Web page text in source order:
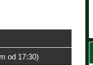
od 17:30)